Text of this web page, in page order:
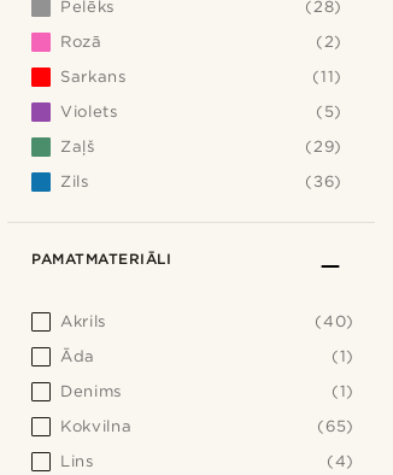
Pelēks
(28)
Rozā
(2)
Sarkans
(11)
Violets
(5)
Zaļš
(29)
Zils
(36)
PAMATMATERIĀLI
Akrils
(40)
Āda
(1)
Denims
(1)
Kokvilna
(65)
Lins
(4)